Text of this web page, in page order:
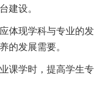
建设。
体现学科与专业的发
的发展需要。
课学时，提高学生专